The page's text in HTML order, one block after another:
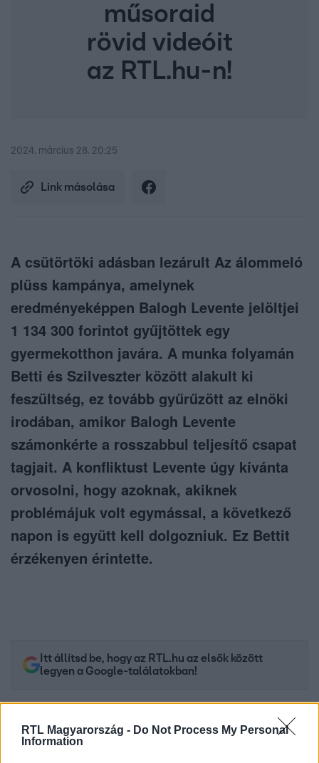
RTL Magyarország - Do Not Process My Personal
Information
műsoraid
rövid videóit
az RTL.hu-n!
2024. március 28. 20:25
Link másolása
A csütörtöki adásban lezárult Az álommeló
plüss kampánya, amelynek
eredményeképpen Balogh Levente jelöltjei
1 134 300 forintot gyűjtöttek egy
gyermekotthon javára. A munka folyamán
Betti és Szilveszter között alakult ki
feszültség, ez tovább gyűrűzött az elnöki
irodában, amikor Balogh Levente
számonkérte a rosszabbul teljesítő csapat
tagjait. A konfliktust Levente úgy kívánta
orvosolni, hogy azoknak, akiknek
problémájuk volt egymással, a következő
napon is együtt kell dolgozniuk. Ez Bettit
érzékenyen érintette.
Itt állítsd be, hogy az RTL.hu az elsők között
legyen a Google-találatokban!